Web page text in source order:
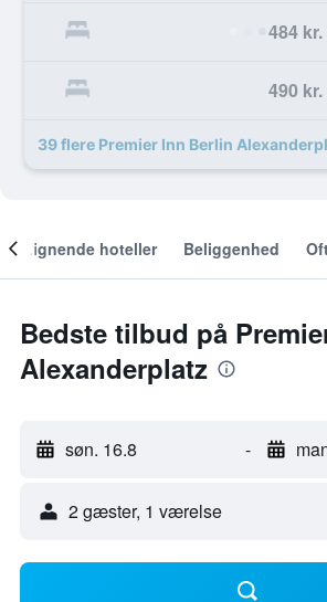
484 kr.
490 kr.
39 flere Premier Inn Berlin
Lignende hoteller Beliggenhed
Bedste tilbud på
Alexanderplatz
søn. 16.8 -
2 gæster, 1 værelse